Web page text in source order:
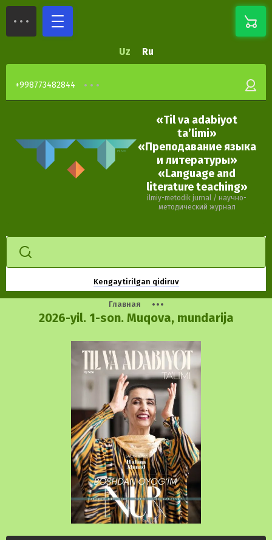
Uz Ru
+998773482844
«Til va adabiyot
ta’limi»
«Преподавание языка
и литературы»
«Language and
literature teaching»
ilmiy-metodik jurnal / научно-
методический журнал
Kengaytirilgan qidiruv
Главная
2026-yil. 1-son. Muqova, mundarija